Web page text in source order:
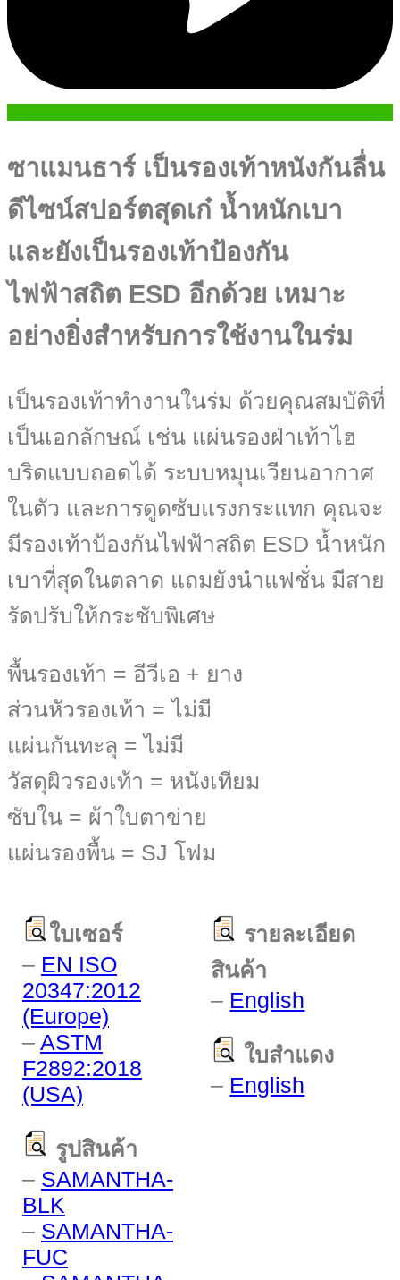
ซาแมนธาร์ เป็นรองเท้าหนังกันลื่น
ดีไซน์สปอร์ตสุดเก๋ น้ำหนักเบา
และยังเป็นรองเท้าป้องกัน
ไฟฟ้าสถิต ESD อีกด้วย เหมาะ
อย่างยิ่งสำหรับการใช้งานในร่ม
เป็นรองเท้าทำงานในร่ม ด้วยคุณสมบัติที่
เป็นเอกลักษณ์ เช่น แผ่นรองฝ่าเท้าไฮ
บริดแบบถอดได้ ระบบหมุนเวียนอากาศ
ในตัว และการดูดซับแรงกระแทก คุณจะ
มีรองเท้าป้องกันไฟฟ้าสถิต ESD น้ำหนัก
เบาที่สุดในตลาด แถมยังนำแฟชั่น มีสาย
รัดปรับให้กระชับพิเศษ
พื้นรองเท้า = อีวีเอ + ยาง
ส่วนหัวรองเท้า = ไม่มี
แผ่นกันทะลุ = ไม่มี
วัสดุผิวรองเท้า = หนังเทียม
ซับใน = ผ้าใบตาข่าย
แผ่นรองพื้น = SJ โฟม
ใบเซอร์
– EN ISO
20347:2012
(Europe)
– ASTM
F2892:2018
(USA)
รูปสินค้า
– SAMANTHA-
BLK
– SAMANTHA-
FUC
รายละเอียด
สินค้า
– English
ใบสำแดง
– English